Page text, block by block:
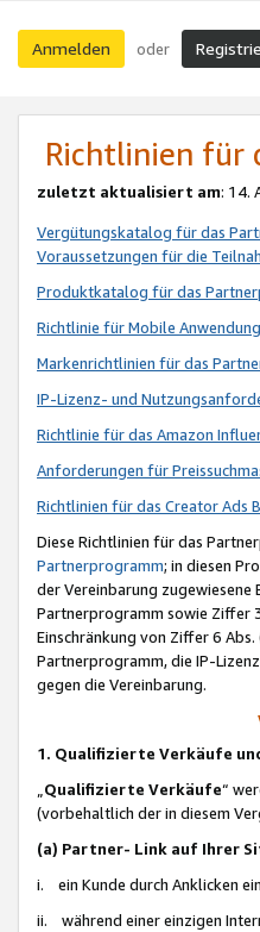
Anmelden oder
Richtlinien für
zuletzt aktualisiert am: 14.
Vergütungskatalog für das
Voraussetzungen für die
Produktkatalog für das
Richtlinie für Mobile
Markenrichtlinien für das
IP-Lizenz- und
Richtlinie für das Amazon
Anforderungen für
Richtlinien für das Creator Ads
Diese Richtlinien für das
Partnerprogramm; in diesen
der Vereinbarung
Partnerprogramm sowie Ziffer
Einschränkung von Ziffer 6
Partnerprogramm, die IP-
gegen die Vereinbarung.
1. Qualifizierte Verkäufe
Qualifizierte Verkäufe“
(vorbehaltlich der in diesem
(a) Partner- Link auf Ihrer
i. ein Kunde durch Anklicken
ii. während einer einzigen